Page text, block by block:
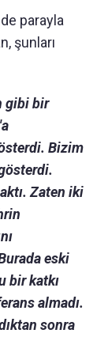
parayla
şunları
gibi bir
Bizim
Zaten iki
eski
bir katkı
almadı.
sonra